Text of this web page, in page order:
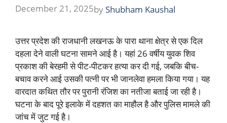
December 21, 2025by Shubham Kaushal
उत्तर प्रदेश की राजधानी लखनऊ के पारा थाना क्षेत्र से एक दिल
दहला देने वाली घटना सामने आई है। यहां 26 वर्षीय युवक शिव
प्रकाश की बेरहमी से पीट-पीटकर हत्या कर दी गई, जबकि बीच-
बचाव करने आई उसकी पत्नी पर भी जानलेवा हमला किया गया। यह
वारदात कथित तौर पर पुरानी रंजिश का नतीजा बताई जा रही है।
घटना के बाद पूरे इलाके में दहशत का माहौल है और पुलिस मामले की
जांच में जुट गई है।